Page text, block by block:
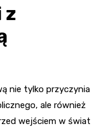
z
nie tylko przyczynia
ale również
wejściem w świat